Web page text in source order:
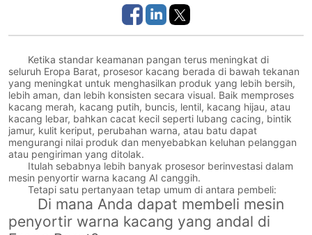
Ketika standar keamanan pangan terus meningkat di
seluruh Eropa Barat, prosesor kacang berada di bawah tekanan
yang meningkat untuk menghasilkan produk yang lebih bersih,
lebih aman, dan lebih konsisten secara visual. Baik memproses
kacang merah, kacang putih, buncis, lentil, kacang hijau, atau
kacang lebar, bahkan cacat kecil seperti lubang cacing, bintik
jamur, kulit keriput, perubahan warna, atau batu dapat
mengurangi nilai produk dan menyebabkan keluhan pelanggan
atau pengiriman yang ditolak.
Itulah sebabnya lebih banyak prosesor berinvestasi dalam
mesin penyortir warna kacang AI canggih.
Tetapi satu pertanyaan tetap umum di antara pembeli:
Di mana Anda dapat membeli mesin
penyortir warna kacang yang andal di